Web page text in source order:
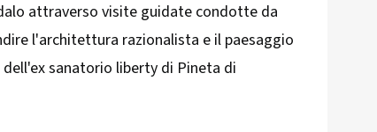
attraverso visite guidate condotte da
l'architettura razionalista e il paesaggio
sanatorio liberty di Pineta di